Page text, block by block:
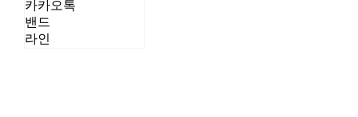
카카오톡
밴드
라인